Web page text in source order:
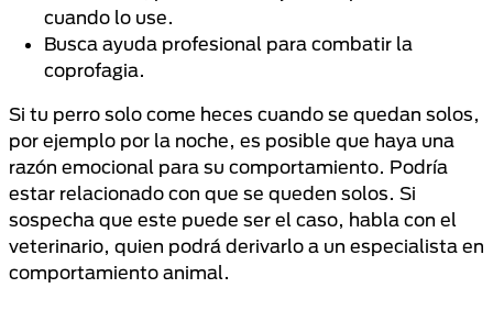
cuando lo use.
Busca ayuda profesional para combatir la
coprofagia.
Si tu perro solo come heces cuando se quedan solos,
por ejemplo por la noche, es posible que haya una
razón emocional para su comportamiento. Podría
estar relacionado con que se queden solos. Si
sospecha que este puede ser el caso, habla con el
veterinario, quien podrá derivarlo a un especialista en
comportamiento animal.